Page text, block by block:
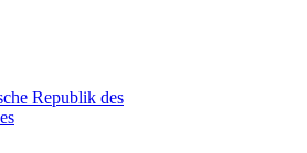
Republik des